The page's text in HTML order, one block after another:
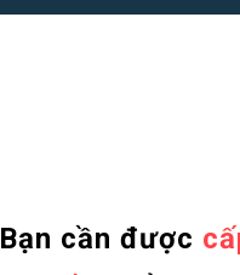
Bạn cần được